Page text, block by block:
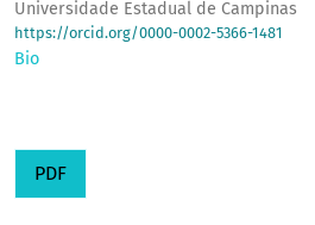
Universidade Estadual de Campinas
https://orcid.org/0000-0002-5366-1481
Bio
PDF